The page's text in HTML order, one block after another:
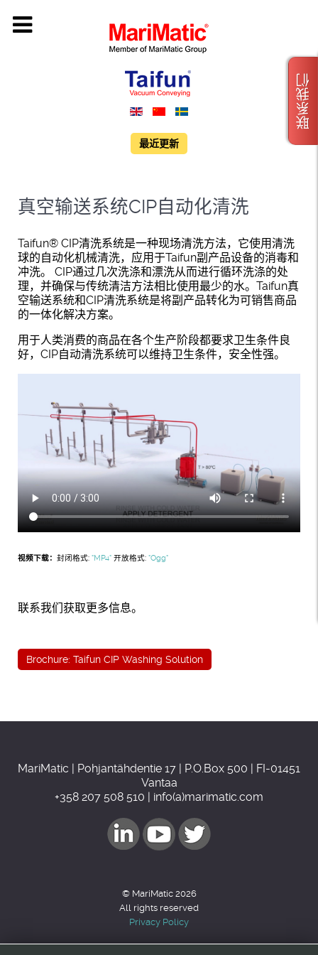
最近更新
真空输送系统CIP自动化清洗
Taifun® CIP清洗系统是一种现场清洗方法，它使用清洗
球的自动化机械清洗，应用于Taifun副产品设备的消毒和
冲洗。 CIP通过几次洗涤和漂洗从而进行循环洗涤的处
理，并确保与传统清洁方法相比使用最少的水。Taifun真
空输送系统和CIP清洗系统是将副产品转化为可销售商品
的一体化解决方案。
用于人类消费的商品在各个生产阶段都要求卫生条件良
好，CIP自动清洗系统可以维持卫生条件，安全性强。
视频下载： 封闭格式: "MP4" 开放格式: "Ogg"
联系我们获取更多信息。
Brochure: Taifun CIP Washing Solution
MariMatic | Pohjantähdentie 17 | P.O.Box 500 | FI-01451
Vantaa
+358 207 508 510 | info(a)marimatic.com
© MariMatic 2026
All rights reserved
Privacy Policy
联系我们